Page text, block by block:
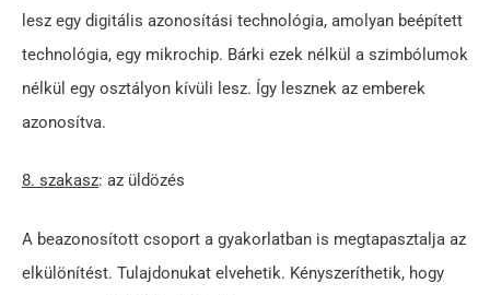
lesz egy digitális azonosítási technológia, amolyan beépített
technológia, egy mikrochip. Bárki ezek nélkül a szimbólumok
nélkül egy osztályon kívüli lesz. Így lesznek az emberek
azonosítva.
8. szakasz: az üldözés
A beazonosított csoport a gyakorlatban is megtapasztalja az
elkülönítést. Tulajdonukat elvehetik. Kényszeríthetik, hogy